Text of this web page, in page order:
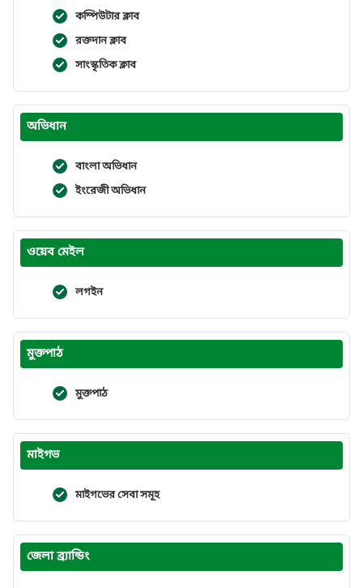
কম্পিউটার ক্লাব
রক্তদান ক্লাব
সাংস্কৃতিক ক্লাব
অভিধান
বাংলা অভিধান
ইংরেজী অভিধান
ওয়েব মেইল
লগইন
মুক্তপাঠ
মুক্তপাঠ
মাইগভ
মাইগভের সেবা সমূহ
জেলা ব্র্যান্ডিং